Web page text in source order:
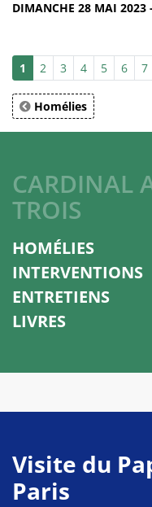
DIMANCHE 28 MAI 2023
1 2 3 4 5 6 7
Homélies
CARDINAL
TROIS
HOMÉLIES
INTERVENTIONS
ENTRETIENS
LIVRES
Visite du
Paris